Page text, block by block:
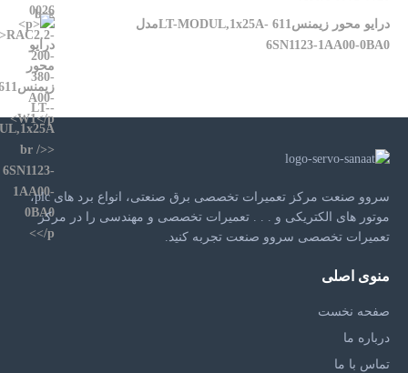
درایو محور زیمنس611 -LT-MODUL,1x25Aمدل
6SN1123-1AA00-0BA0
سروو صنعت مرکز تعمیرات تخصصی برق صنعتی، انواع برد های plc،
موتور های الکتریکی و . . . تعمیرات تخصصی و مهندسی را در مرکز
تعمیرات تخصصی سروو صنعت تجربه کنید.
منوی اصلی
صفحه نخست
درباره ما
تماس با ما